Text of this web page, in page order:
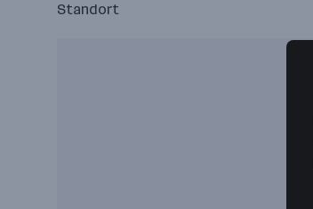
Standort